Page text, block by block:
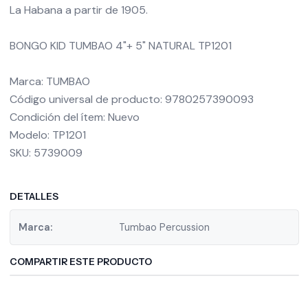
La Habana a partir de 1905.
BONGO KID TUMBAO 4"+ 5" NATURAL TP1201
Marca: TUMBAO
Código universal de producto: 9780257390093
Condición del ítem: Nuevo
Modelo: TP1201
SKU: 5739009
DETALLES
Marca: Tumbao Percussion
COMPARTIR ESTE PRODUCTO